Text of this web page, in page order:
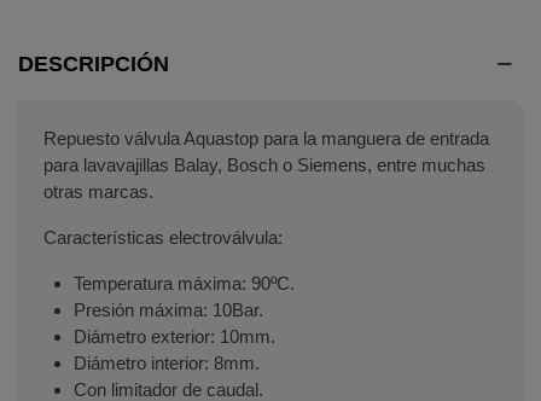
DESCRIPCIÓN
Repuesto válvula Aquastop para la manguera de entrada
para lavavajillas Balay, Bosch o Siemens, entre muchas
otras marcas.
Características electroválvula:
Temperatura máxima: 90ºC.
Presión máxima: 10Bar.
Diámetro exterior: 10mm.
Diámetro interior: 8mm.
Con limitador de caudal.